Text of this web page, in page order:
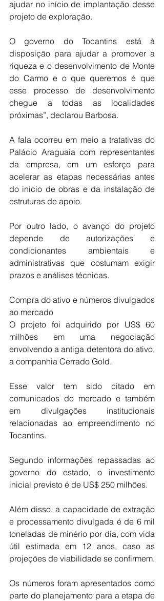
ajudar no início de implantação desse
projeto de exploração.
O governo do Tocantins está à
disposição para ajudar a promover a
riqueza e o desenvolvimento de Monte
do Carmo e o que queremos é que
esse processo de desenvolvimento
chegue a todas as localidades
próximas”, declarou Barbosa.
A fala ocorreu em meio a tratativas do
Palácio Araguaia com representantes
da empresa, em um esforço para
acelerar as etapas necessárias antes
do início de obras e da instalação de
estruturas de apoio.
Por outro lado, o avanço do projeto
depende de autorizações e
condicionantes ambientais e
administrativas que costumam exigir
prazos e análises técnicas.
Compra do ativo e números divulgados
ao mercado
O projeto foi adquirido por US$ 60
milhões em uma negociação
envolvendo a antiga detentora do ativo,
a companhia Cerrado Gold.
Esse valor tem sido citado em
comunicados do mercado e também
em divulgações institucionais
relacionadas ao empreendimento no
Tocantins.
Segundo informações repassadas ao
governo do estado, o investimento
inicial previsto é de US$ 250 milhões.
Além disso, a capacidade de extração
e processamento divulgada é de 6 mil
toneladas de minério por dia, com vida
útil estimada em 12 anos, caso as
projeções de viabilidade se confirmem.
Os números foram apresentados como
parte do planejamento para a etapa de